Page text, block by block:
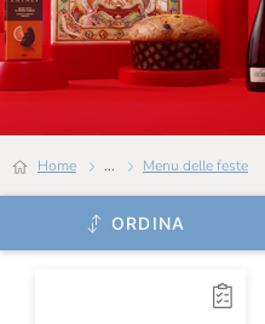
Home ... Menu delle feste
ORDINA
Santu Predu
Savini Tartufi
Sottolestelle